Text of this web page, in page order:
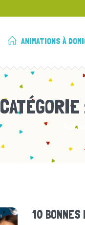
ANIMATIONS À
CATÉGORIE
Accueil
10 BONNES